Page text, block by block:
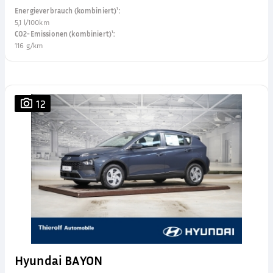
Energieverbrauch (kombiniert)¹:
5,1 l/100km
CO2-Emissionen (kombiniert)¹:
116 g/km
12
Hyundai BAYON